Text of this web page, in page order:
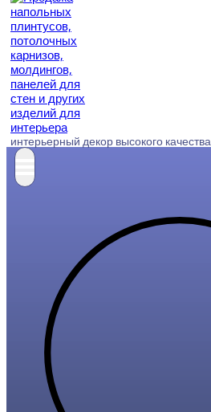
интерьерный декор высокого качества